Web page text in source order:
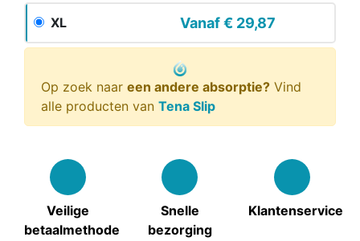
XL Vanaf€ 29,87
Op zoek naar een andere absorptie? Vind
alle producten van Tena Slip
Veilige
betaalmethode
Snelle
bezorging
Klantenservice